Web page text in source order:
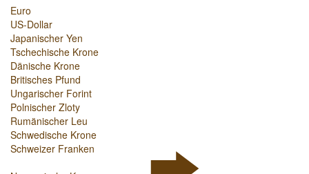
Euro
US-Dollar
Japanischer Yen
Tschechische Krone
Dänische Krone
Britisches Pfund
Ungarischer Forint
Polnischer Zloty
Rumänischer Leu
Schwedische Krone
Schweizer Franken